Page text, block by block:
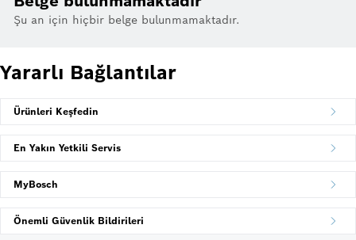
Şu an için hiçbir belge bulunmamaktadır.
Yararlı Bağlantılar
Ürünleri Keşfedin
En Yakın Yetkili Servis
MyBosch
Önemli Güvenlik Bildirileri